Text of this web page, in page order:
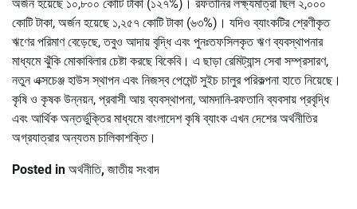
অর্জন হয়েছে ১০,৮০০ কোটি টাকা (১২৭%)। রফতানির লক্ষ্যমাত্রা ছিল ২,০০০
কোটি টাকা, অর্জন হয়েছে ১,২৫৭ কোটি টাকা (৬৩%)। যদিও ব্যাংকটির শ্রেণীকৃত
ঋণের পরিমাণ বেড়েছে, তবুও আদায় বৃদ্ধি এবং পুনঃতফসিলকৃত ঋণ ব্যবস্থাপনার
মাধ্যমে ঝুঁকি মোকাবিলার চেষ্টা করছে বিকেবি। এ ছাড়া রেমিট্যান্স সেবা সম্প্রসারণ,
নতুন এক্সচেঞ্জ হাউস স্থাপন এবং নিজস্ব পেমেন্ট সুইচ চালুর পরিকল্পনা হাতে নিয়েছে।
কৃষি ও কৃষক উন্নয়ন, প্রবাসী আয় ব্যবস্থাপনা, আমদানি-রফতানি ব্যবসায় প্রবৃদ্ধি
এবং আর্থিক অন্তর্ভুক্তির মাধ্যমে বাংলাদেশ কৃষি ব্যাংক এখন দেশের অর্থনীতির
অগ্রযাত্রার অন্যতম চালিকাশক্তি।
Posted in অর্থনীতি, জাতীয় সংবাদ